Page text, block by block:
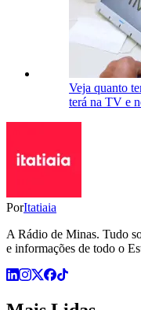
Veja quanto
terá na TV e
PorItatiaia
A Rádio de Minas. Tudo
e informações de todo o